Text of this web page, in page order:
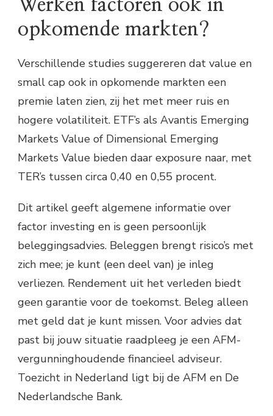
Werken factoren ook in
opkomende markten?
Verschillende studies suggereren dat value en
small cap ook in opkomende markten een
premie laten zien, zij het met meer ruis en
hogere volatiliteit. ETF’s als Avantis Emerging
Markets Value of Dimensional Emerging
Markets Value bieden daar exposure naar, met
TER’s tussen circa 0,40 en 0,55 procent.
Dit artikel geeft algemene informatie over
factor investing en is geen persoonlijk
beleggingsadvies. Beleggen brengt risico’s met
zich mee; je kunt (een deel van) je inleg
verliezen. Rendement uit het verleden biedt
geen garantie voor de toekomst. Beleg alleen
met geld dat je kunt missen. Voor advies dat
past bij jouw situatie raadpleeg je een AFM-
vergunninghoudende financieel adviseur.
Toezicht in Nederland ligt bij de AFM en De
Nederlandsche Bank.